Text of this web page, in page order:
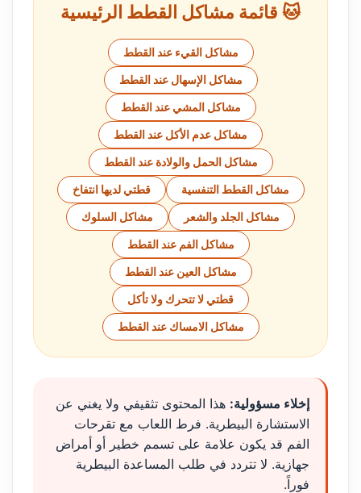
🐱 قائمة مشاكل القطط الرئيسية
مشاكل القيء عند القطط
مشاكل الإسهال عند القطط
مشاكل المشي عند القطط
مشاكل عدم الأكل عند القطط
مشاكل الحمل والولادة عند القطط
مشاكل القطط التنفسية قطتي لديها انتفاخ
مشاكل الجلد والشعر مشاكل السلوك
مشاكل الفم عند القطط
مشاكل العين عند القطط
قطتي لا تتحرك ولا تأكل
مشاكل الامساك عند القطط
إخلاء مسؤولية: هذا المحتوى تثقيفي ولا يغني عن
الاستشارة البيطرية. فرط اللعاب مع تقرحات
الفم قد يكون علامة على تسمم خطير أو أمراض
جهازية. لا تتردد في طلب المساعدة البيطرية
فوراً.